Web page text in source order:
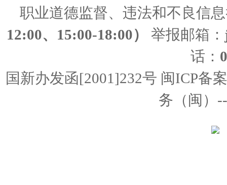
职业道德监督、违法和不良信
12:00、15:00-18:00）
举报邮箱：
话：
国新办发函[2001]232号 闽ICP备
务（闽）